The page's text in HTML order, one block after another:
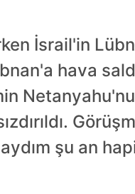
İsrail'in
hava
şu an